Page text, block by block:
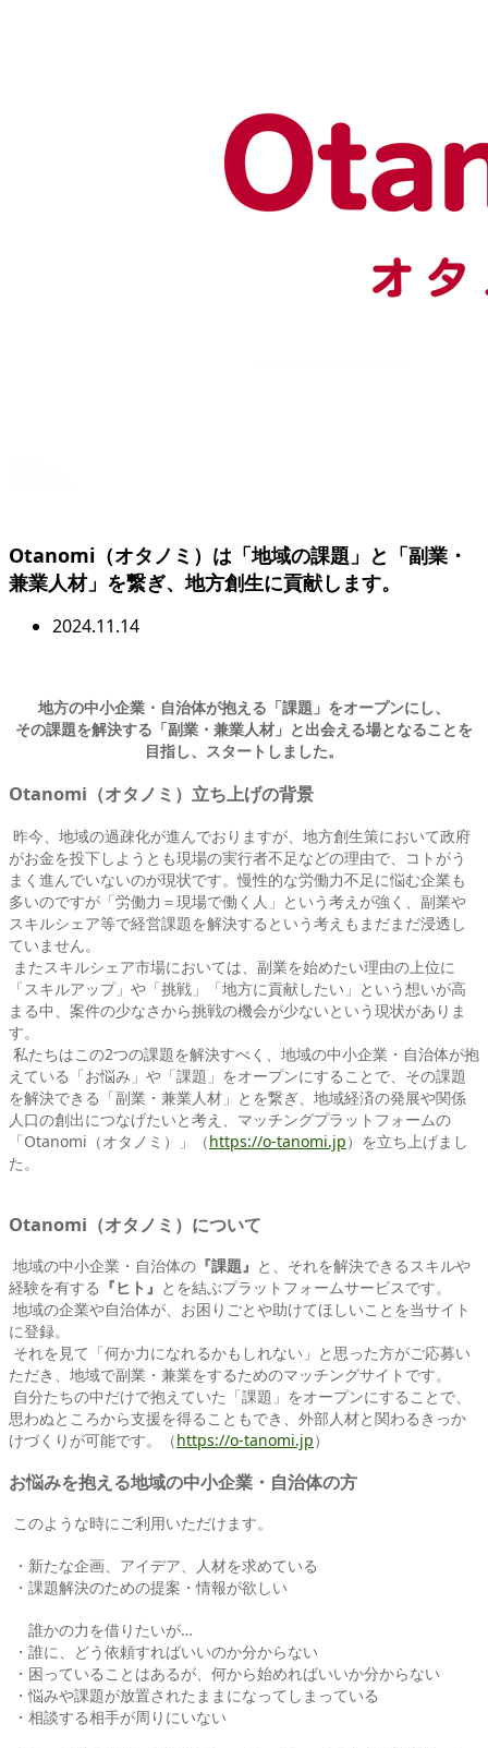
Otanomi（オタノミ）は「地域の課題」と「副業・
兼業人材」を繋ぎ、地方創生に貢献します。
2024.11.14
地方の中小企業・自治体が抱える「課題」をオープンにし、
その課題を解決する「副業・兼業人材」と出会える場となることを
目指し、スタートしました。
Otanomi（オタノミ）立ち上げの背景
昨今、地域の過疎化が進んでおりますが、地方創生策において政府
がお金を投下しようとも現場の実行者不足などの理由で、コトがう
まく進んでいないのが現状です。慢性的な労働力不足に悩む企業も
多いのですが「労働力＝現場で働く人」という考えが強く、副業や
スキルシェア等で経営課題を解決するという考えもまだまだ浸透し
ていません。
またスキルシェア市場においては、副業を始めたい理由の上位に
「スキルアップ」や「挑戦」「地方に貢献したい」という想いが高
まる中、案件の少なさから挑戦の機会が少ないという現状がありま
す。
私たちはこの2つの課題を解決すべく、地域の中小企業・自治体が抱
えている「お悩み」や「課題」をオープンにすることで、その課題
を解決できる「副業・兼業人材」とを繋ぎ、地域経済の発展や関係
人口の創出につなげたいと考え、マッチングプラットフォームの
「Otanomi（オタノミ）」（https://o-tanomi.jp）を立ち上げまし
た。
Otanomi（オタノミ）について
地域の中小企業・自治体の 『課題』 と、それを解決できるスキルや
経験を有する 『ヒト』 とを結ぶプラットフォームサービスです。
地域の企業や自治体が、お困りごとや助けてほしいことを当サイト
に登録。
それを見て「何か力になれるかもしれない」と思った方がご応募い
ただき、地域で副業・兼業をするためのマッチングサイトです。
自分たちの中だけで抱えていた「課題」をオープンにすることで、
思わぬところから支援を得ることもでき、外部人材と関わるきっか
けづくりが可能です。（https://o-tanomi.jp）
お悩みを抱える地域の中小企業・自治体の方
このような時にご利用いただけます。
・新たな企画、アイデア、人材を求めている
・課題解決のための提案・情報が欲しい
誰かの力を借りたいが…
・誰に、どう依頼すればいいのか分からない
・困っていることはあるが、何から始めればいいか分からない
・悩みや課題が放置されたままになってしまっている
・相談する相手が周りにいない